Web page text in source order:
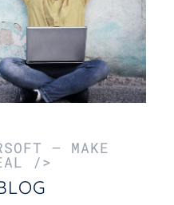
– MAKE
/>